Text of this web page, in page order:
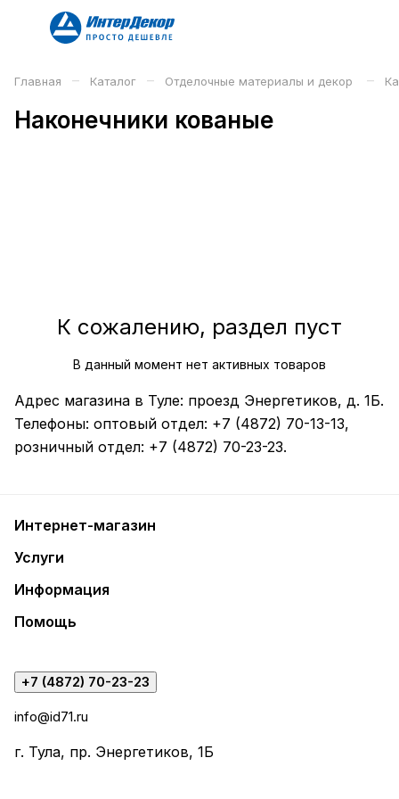
Главная – Каталог – Отделочные материалы и декор –
Наконечники кованые
К сожалению, раздел пуст
В данный момент нет активных товаров
Адрес магазина в Туле: проезд Энергетиков, д. 1Б.
Телефоны: оптовый отдел: +7 (4872) 70-13-13,
розничный отдел: +7 (4872) 70-23-23.
Интернет-магазин
Услуги
Информация
Помощь
+7 (4872) 70-23-23
info@id71.ru
г. Тула, пр. Энергетиков, 1Б